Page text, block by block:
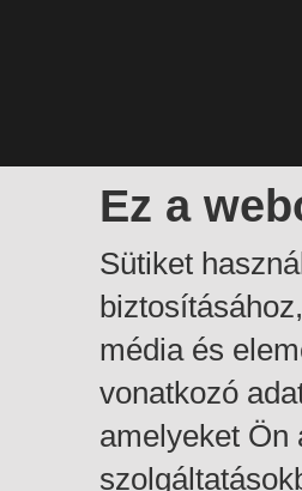
Ez a
Sütiket
média és
vonatkozó
amelyeket Ön